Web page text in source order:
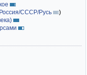
Россия/СССР/Русь
)